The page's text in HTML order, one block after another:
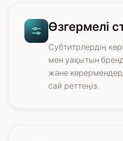
Өзгермелі
Субтитрлердің
мен уақытын
және
сай реттеңіз.